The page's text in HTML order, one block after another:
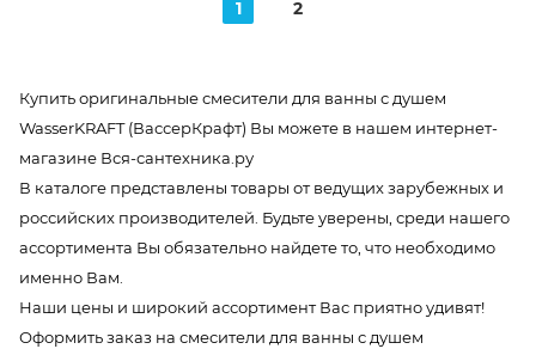
1 2
Купить оригинальные смесители для ванны с душем
WasserKRAFT (ВассерКрафт) Вы можете в нашем интернет-
магазине Вся-сантехника.ру
В каталоге представлены товары от ведущих зарубежных и
российских производителей. Будьте уверены, среди нашего
ассортимента Вы обязательно найдете то, что необходимо
именно Вам.
Наши цены и широкий ассортимент Вас приятно удивят!
Оформить заказ на смесители для ванны с душем